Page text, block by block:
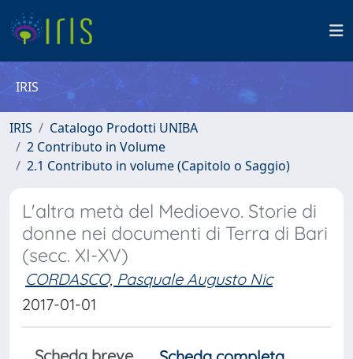
IRIS
IRIS
Catalogo Prodotti UNIBA
2 Contributo in Volume
2.1 Contributo in volume (Capitolo o Saggio)
L'altra metà del Medioevo. Storie di
donne nei documenti di Terra di Bari
(secc. XI-XV)
CORDASCO, Pasquale Augusto Nic
2017-01-01